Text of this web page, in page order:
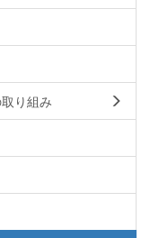
り組み